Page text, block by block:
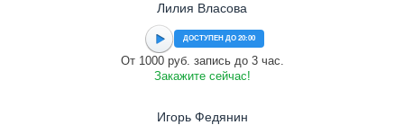
Лилия Власова
ДОСТУПЕН ДО 20:00
От 1000 руб. запись до 3 час.
Закажите сейчас!
Игорь Федянин